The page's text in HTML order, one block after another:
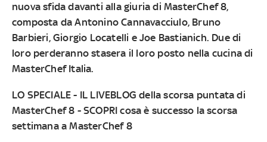
nuova sfida davanti alla giuria di MasterChef 8,
composta da Antonino Cannavacciulo, Bruno
Barbieri, Giorgio Locatelli e Joe Bastianich. Due di
loro perderanno stasera il loro posto nella cucina di
MasterChef Italia.
LO SPECIALE - IL LIVEBLOG della scorsa puntata di
MasterChef 8 -SCOPRI cosa è successo la scorsa
settimana a MasterChef 8